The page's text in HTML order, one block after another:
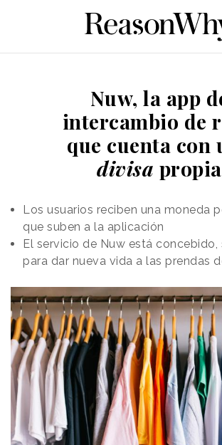
Nuw, la app
intercambio de
que cuenta con
divisa propia
Los usuarios reciben una moneda
que suben a la aplicación
El servicio de Nuw está concebido,
para dar nueva vida a las prendas